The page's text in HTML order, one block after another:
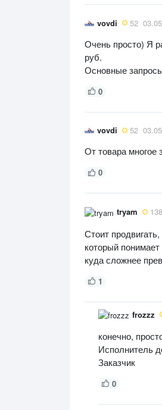
vovdi 52
Очень просто) Я
руб.
Основные
0
vovdi 52
От товара многое
0
tryam 138
Стоит
который
куда сложнее
1
frozzz
конечно,
Исполнитель
Заказчик
0